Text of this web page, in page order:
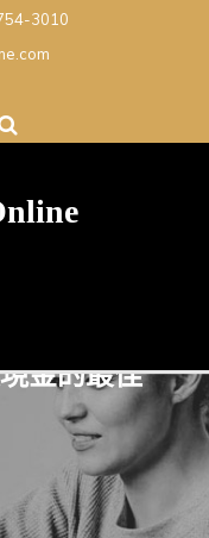
3010
金的最佳